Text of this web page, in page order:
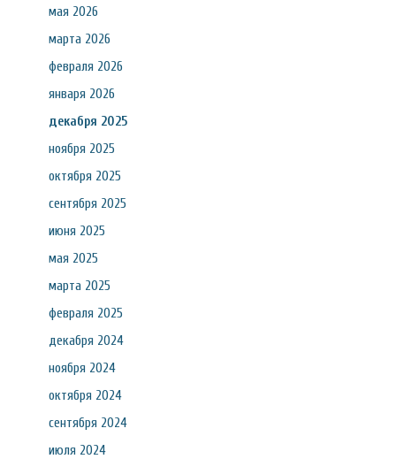
мая 2026
марта 2026
февраля 2026
января 2026
декабря 2025
ноября 2025
октября 2025
сентября 2025
июня 2025
мая 2025
марта 2025
февраля 2025
декабря 2024
ноября 2024
октября 2024
сентября 2024
июля 2024